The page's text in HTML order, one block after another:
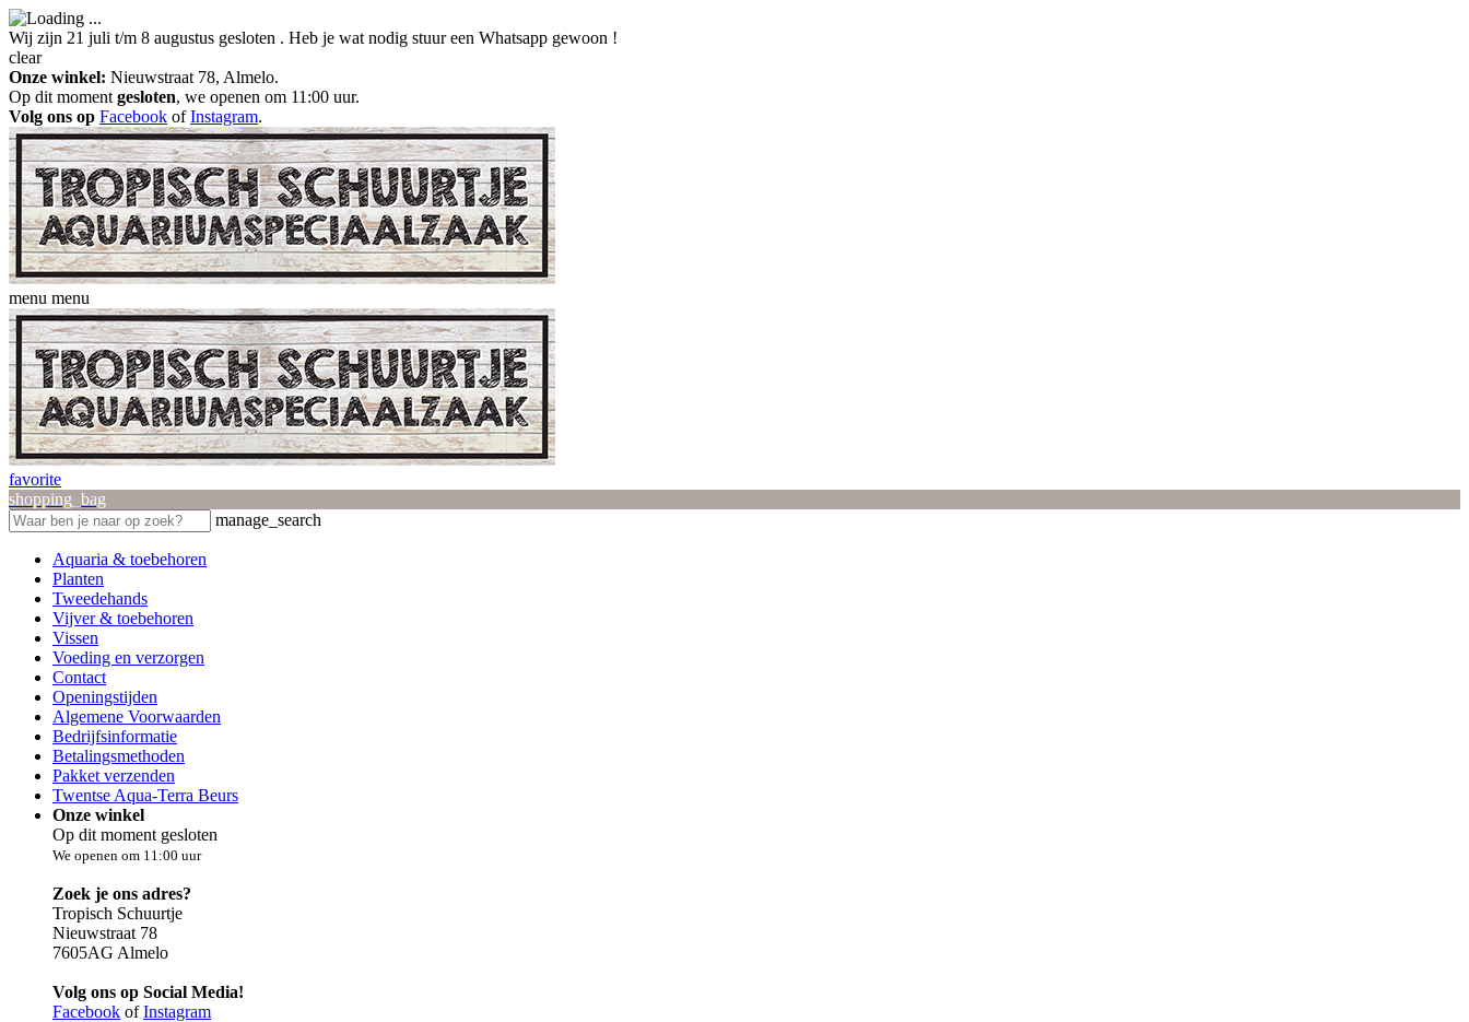
Wij zijn 21 juli t/m 8 augustus gesloten . Heb je wat nodig stuur een Whatsapp gewoon !
clear
Onze winkel: Nieuwstraat 78, Almelo.
Op dit moment gesloten, we openen om 11:00 uur.
Volg ons op Facebook ofInstagram.
menu menu
favorite
shopping_bag
manage_search
Aquaria & toebehoren
Planten
Tweedehands
Vijver & toebehoren
Vissen
Voeding en verzorgen
Contact
Openingstijden
Algemene Voorwaarden
Bedrijfsinformatie
Betalingsmethoden
Pakket verzenden
Twentse Aqua-Terra Beurs
Onze winkel
Op dit moment gesloten
We openen om 11:00 uur
Zoek je ons adres?
Tropisch Schuurtje
Nieuwstraat 78
7605AG Almelo
Volg ons op Social Media!
Facebook ofInstagram